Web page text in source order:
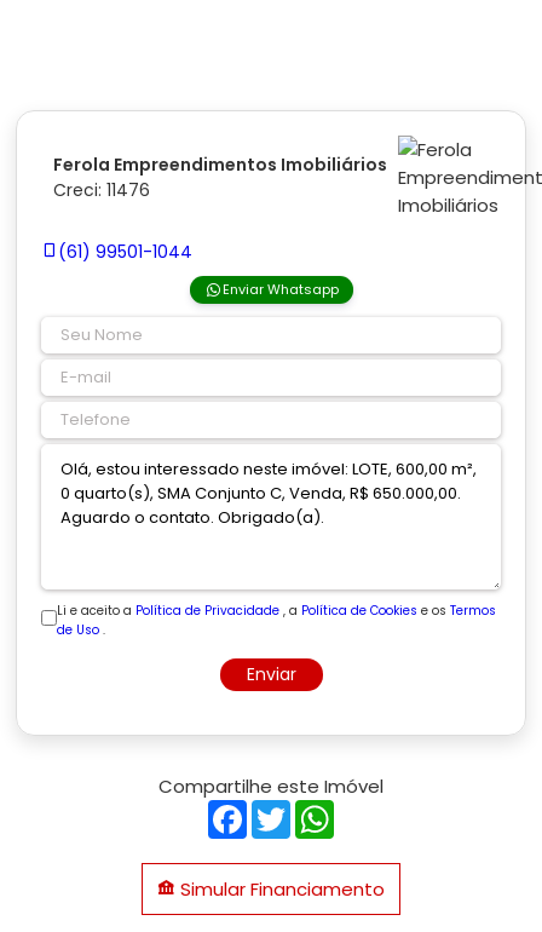
Ferola Empreendimentos Imobiliários
Creci: 11476
(61) 99501-1044
Enviar Whatsapp
Li e aceito a Política de Privacidade , a Política de Cookies e os Termos
de Uso .
Enviar
Compartilhe este Imóvel
Facebook
Twitter
Simular Financiamento